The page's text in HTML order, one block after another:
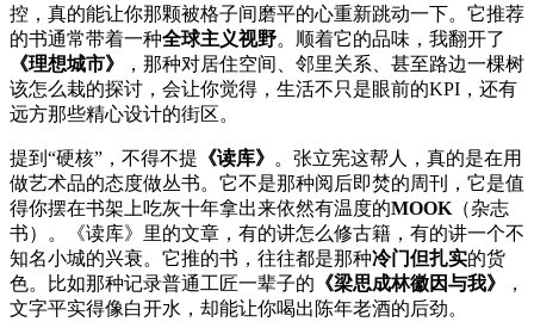
控，真的能让你那颗被格子间磨平的心重新跳动一下。它推荐
的书通常带着一种全球主义视野。顺着它的品味，我翻开了
《理想城市》
，那种对居住空间、邻里关系、甚至路边一棵树
该怎么栽的探讨，会让你觉得，生活不只是眼前的KPI，还有
远方那些精心设计的街区。
提到“硬核”，不得不提 《读库》 。张立宪这帮人，真的是在用
做艺术品的态度做丛书。它不是那种阅后即焚的周刊，它是值
得你摆在书架上吃灰十年拿出来依然有温度的MOOK （杂志
书）。《读库》里的文章，有的讲怎么修古籍，有的讲一个不
知名小城的兴衰。它推的书，往往都是那种冷门但扎实的货
色。比如那种记录普通工匠一辈子的 《梁思成林徽因与我》
，
文字平实得像白开水，却能让你喝出陈年老酒的后劲。